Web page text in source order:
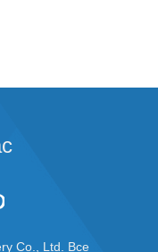
Co., Ltd. Все